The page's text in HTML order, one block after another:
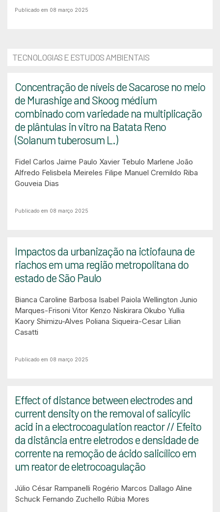
Publicado em 08 março 2025
TECNOLOGIAS E ESTUDOS AMBIENTAIS
Concentração de níveis de Sacarose no meio
de Murashige and Skoog médium
combinado com variedade na multiplicação
de plântulas in vitro na Batata Reno
(Solanum tuberosum L.)
Fidel Carlos Jaime Paulo Xavier Tebulo Marlene João
Alfredo Felisbela Meireles Filipe Manuel Cremildo Riba
Gouveia Dias
Publicado em 08 março 2025
Impactos da urbanização na ictiofauna de
riachos em uma região metropolitana do
estado de São Paulo
Bianca Caroline Barbosa Isabel Paiola Wellington Junio
Marques-Frisoni Vitor Kenzo Niskirara Okubo Yullia
Kaory Shimizu-Alves Poliana Siqueira-Cesar Lilian
Casatti
Publicado em 08 março 2025
Effect of distance between electrodes and
current density on the removal of salicylic
acid in a electrocoagulation reactor // Efeito
da distância entre eletrodos e densidade de
corrente na remoção de ácido salicílico em
um reator de eletrocoagulação
Júlio César Rampanelli Rogério Marcos Dallago Aline
Schuck Fernando Zuchello Rúbia Mores